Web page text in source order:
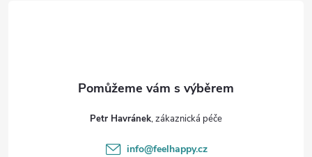
Petr Havránek
info@feelhappy.cz